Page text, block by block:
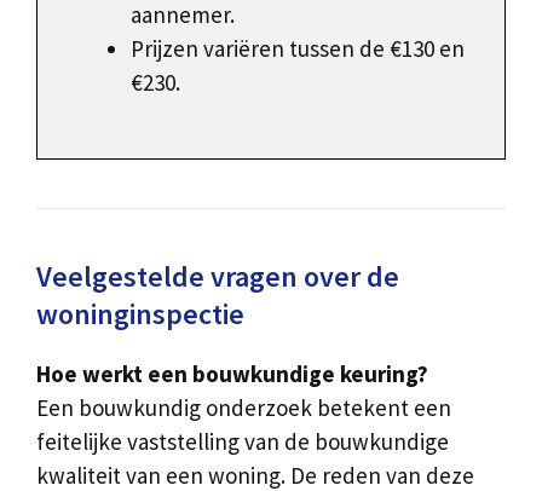
aannemer.
Prijzen variëren tussen de €130 en
€230.
Veelgestelde vragen over de
woninginspectie
Hoe werkt een bouwkundige keuring?
Een bouwkundig onderzoek betekent een
feitelijke vaststelling van de bouwkundige
kwaliteit van een woning. De reden van deze